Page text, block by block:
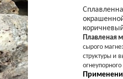
Плавленая
сырого
структуры и